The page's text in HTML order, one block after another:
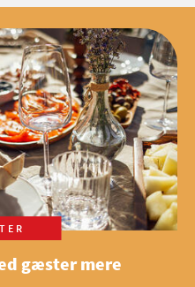
gæster mere